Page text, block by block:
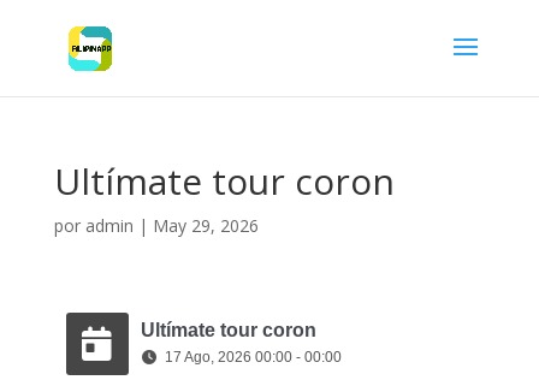
Ultímate tour coron
por admin | May 29, 2026
Ultímate tour coron
17 Ago, 2026 00:00 - 00:00